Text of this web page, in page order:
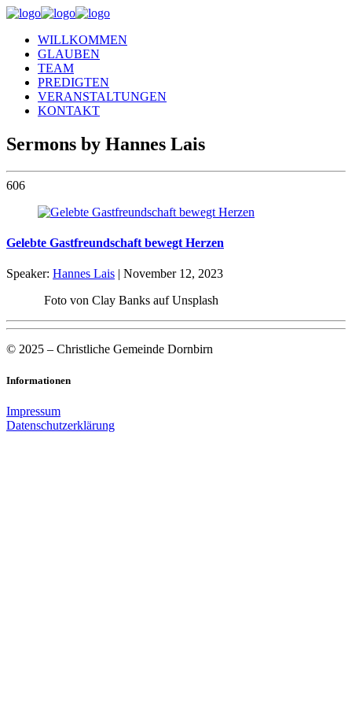
WILLKOMMEN
GLAUBEN
TEAM
PREDIGTEN
VERANSTALTUNGEN
KONTAKT
Sermons by Hannes Lais
606
Gelebte Gastfreundschaft bewegt Herzen
Speaker: Hannes Lais | November 12, 2023
Foto von Clay Banks auf Unsplash
© 2025 – Christliche Gemeinde Dornbirn
Informationen
Impressum
Datenschutzerklärung